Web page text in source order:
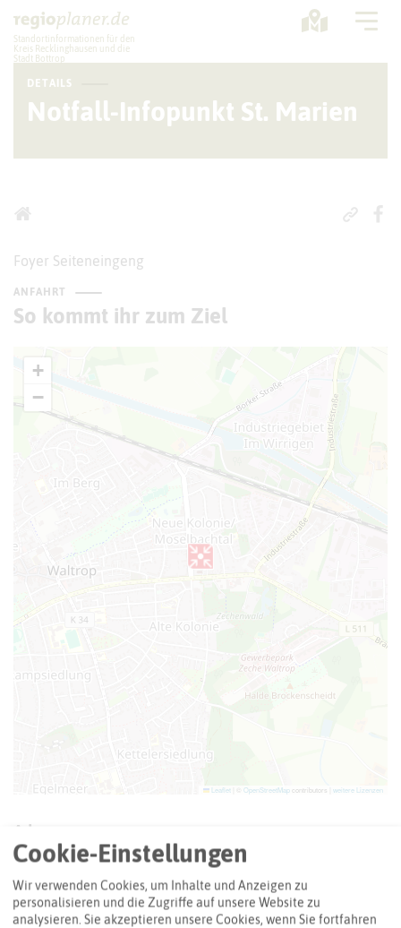
Standortinformationen für den
Kreis Recklinghausen und die
Stadt Bottrop
Planung
DETAILS
Notfall-Infopunkt St. Marien
Foyer Seiteneingeng
ANFAHRT
So kommt ihr zum Ziel
+
−
Leaflet OpenStreetMapcontributors | weitere Lizenzen
Adresse:
Notfall-Infopunkt St. Marien
Riphausstraße 2
45731 Waltrop
Cookie-Einstellungen
Wir verwenden Cookies, um Inhalte und Anzeigen zu
personalisieren und die Zugriffe auf unsere Website zu
analysieren. Sie akzeptieren unsere Cookies, wenn Sie fortfahren